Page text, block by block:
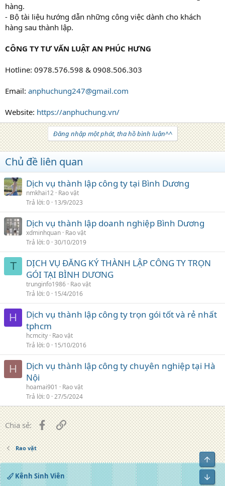
hàng.
- Bộ tài liệu hướng dẫn những công việc dành cho khách
hàng sau thành lập.
CÔNG TY TƯ VẤN LUẬT AN PHÚC HƯNG
Hotline: 0978.576.598 & 0908.506.303
Email: anphuchung247@gmail.com
Website: https://anphuchung.vn/
Đăng nhập một phát, tha hồ bình luận^^
Chủ đề liên quan
Dịch vụ thành lập công ty tại Bình Dương
nmkhai12 Rao vặt
Trả lời 0 13/9/2023
Dịch vụ thành lập doanh nghiệp Bình Dương
xdminhquan Rao vặt
Trả lời 0 30/10/2019
T
DỊCH VỤ ĐĂNG KÝ THÀNH LẬP CÔNG TY TRỌN
GÓI TẠI BÌNH DƯƠNG
trunginfo1986 Rao vặt
Trả lời 0 15/4/2016
H
Dịch vụ thành lập công ty trọn gói tốt và rẻ nhất
tphcm
hcmcity Rao vặt
Trả lời 0 15/10/2016
H
Dịch vụ thành lập công ty chuyên nghiệp tại Hà
Nội
hoamai901
Rao vặt
Trả lời 0 27/5/2024
Chia sẻ: FacebookLiên kết
Rao vặt
Kênh Sinh Viên
Top